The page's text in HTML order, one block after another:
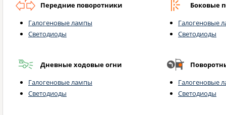
Передние поворотники
Галогеновые лампы
Светодиоды
Боковые
Галогеновые
Светодиоды
Дневные ходовые огни
Галогеновые лампы
Светодиоды
Галогеновые
Светодиоды